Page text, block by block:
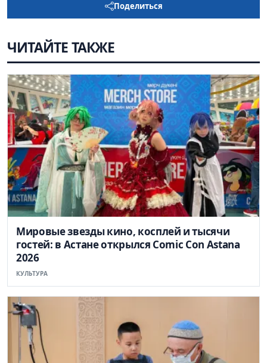
Поделиться
ЧИТАЙТЕ ТАКЖЕ
Мировые звезды кино, косплей и тысячи
гостей: в Астане открылся Comic Con Astana
2026
КУЛЬТУРА